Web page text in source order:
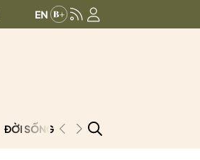
+ 0.25 (+0.09%)
ĐỜI SỐNG PODCAST